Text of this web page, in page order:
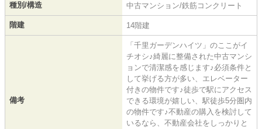
種別/構造 中古マンション/鉄筋コンクリート
階建 14階建
備考
「千里ガーデンハイツ」のここがイ
チオシ♪綺麗に整備された中古マンシ
ョンで清潔感を感じます♪必須条件と
して挙げる方が多い、エレベーター
付きの物件です♪徒歩で駅にアクセス
できる環境が嬉しい、駅徒歩5分圏内
の物件です♪不動産の購入を検討して
いるなら、不動産会社をしっかりと